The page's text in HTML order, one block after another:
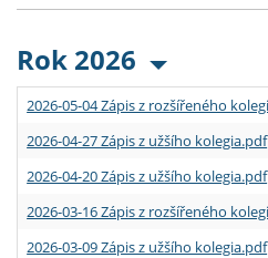
Rok 2026
2026-05-04 Zápis z rozšířeného
2026-04-27 Zápis z užšího kolegia.pdf
2026-04-20 Zápis z užšího kolegia.pdf
2026-03-16 Zápis z rozšířeného
2026-03-09 Zápis z užšího kolegia.pdf